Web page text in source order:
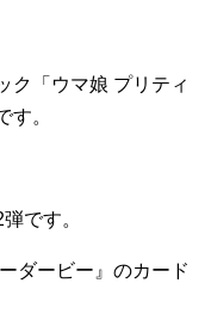
ク「ウマ娘 プリティ
す。
です。
ダービー』のカード